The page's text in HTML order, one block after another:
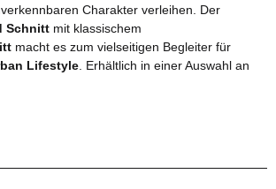
Charakter verleihen. Der
Schnitt mit klassischem
macht es zum vielseitigen Begleiter für
Lifestyle . Erhältlich in einer Auswahl an